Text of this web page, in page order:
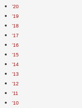
'20
'19
'18
'17
'16
'15
'14
'13
'12
'11
'10